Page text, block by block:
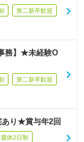
第二新卒歓迎
務】★未経験O
第二新卒歓迎
あり★賞与年2回
休2日制